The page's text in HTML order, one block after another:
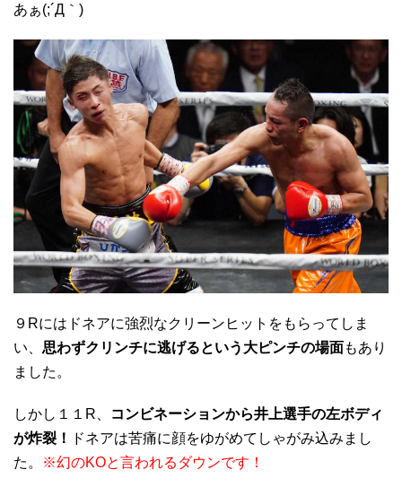
あぁ(;´Д｀)
９Rにはドネアに強烈なクリーンヒットをもらってしま
い、 思わずクリンチに逃げるという大ピンチの場面もあり
ました。
しかし１１R、
コンビネーションから井上選手の左ボディ
が炸裂！
ドネアは苦痛に顔をゆがめてしゃがみ込みまし
た。
※幻のKOと言われるダウンです！